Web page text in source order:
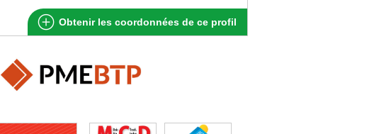
Obtenir les coordonnées de ce profil